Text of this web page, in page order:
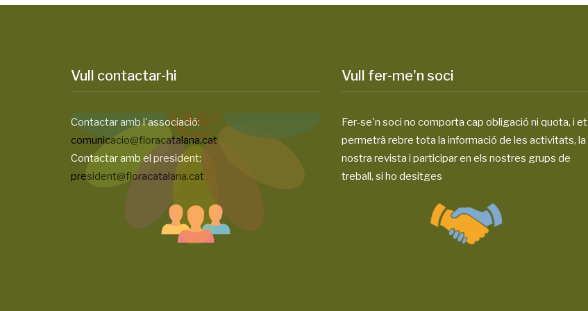
Vull contactar-hi
Contactar amb l'associació:
comunicacio@floracatalana.cat
Contactar amb el president:
president@floracatalana.cat
Vull fer-me'n soci
Fer-se'n soci no comporta cap obligació ni quota, i et
permetrà rebre tota la informació de les activitats, la
nostra revista i participar en els nostres grups de
treball, si ho desitges